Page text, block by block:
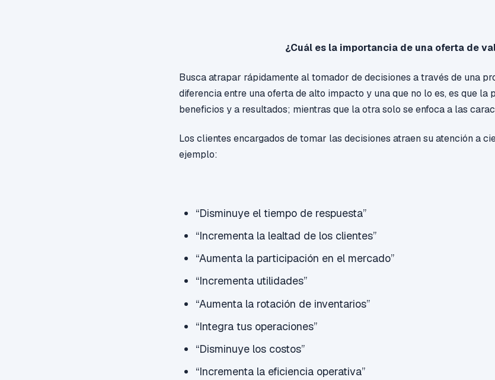
¿Cuál es la importancia de una oferta de
Busca atrapar rápidamente al tomador de decisiones a través de una
diferencia entre una oferta de alto impacto y una que no lo es, es que la
beneficios y a resultados; mientras que la otra solo se enfoca a las
Los clientes encargados de tomar las decisiones atraen su atención a
ejemplo:
“Disminuye el tiempo de respuesta”
“Incrementa la lealtad de los clientes”
“Aumenta la participación en el mercado”
“Incrementa utilidades”
“Aumenta la rotación de inventarios”
“Integra tus operaciones”
“Disminuye los costos”
“Incrementa la eficiencia operativa”